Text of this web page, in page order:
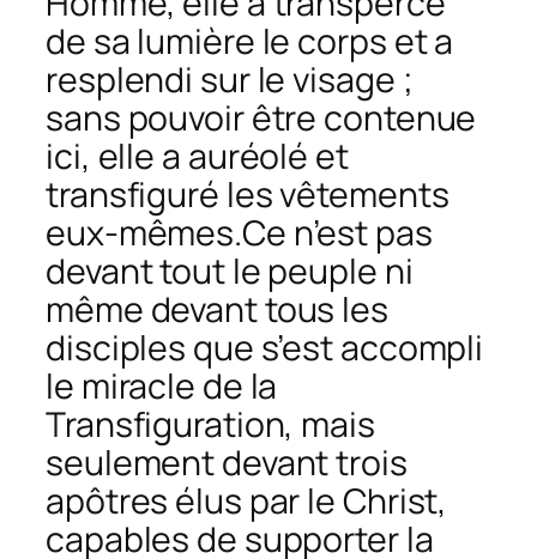
de sa lumière le corps et a
resplendi sur le visage ;
sans pouvoir être contenue
ici, elle a auréolé et
transfiguré les vêtements
eux-mêmes.Ce n’est pas
devant tout le peuple ni
même devant tous les
disciples que s’est accompli
le miracle de la
Transfiguration, mais
seulement devant trois
apôtres élus par le Christ,
capables de supporter la